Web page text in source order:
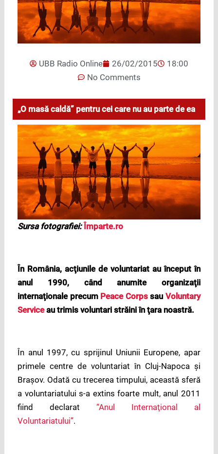
UBB Radio Online 26/02/2015
18:00
No Comments
„O masă caldă” pentru cei care nu au parte de ea
Sursa fotografiei:Împarte.ro
În România, acţiunile de voluntariat au început în
anul 1990, când anumite organizaţii
internaţionale precum Peace Corpssau Voluntary
Serviceau trimis voluntari străini în ţara noastră.
În anul 1997, cu sprijinul Uniunii Europene, apar
primele centre de voluntariat în Cluj-Napoca şi
Braşov. Odată cu trecerea timpului, această sferă
a voluntariatului s-a extins foarte mult, anul 2011
fiind declarat “Anul Internaţional al
Voluntariatului”.